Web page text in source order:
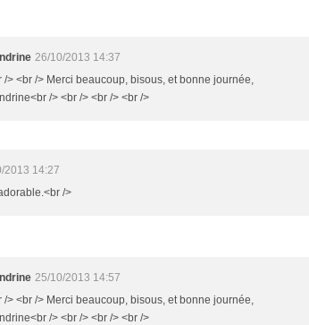
26/10/2013 14:37
/> <br /> Merci beaucoup, bisous, et bonne journée,
/> <br /> <br /> <br />
2013 14:27
/>
25/10/2013 14:57
/> <br /> Merci beaucoup, bisous, et bonne journée,
/> <br /> <br /> <br />